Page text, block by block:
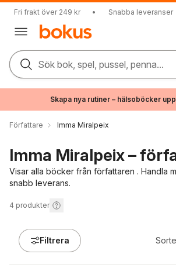
Fri frakt över 249 kr • Snabba leveranser
Sök bok, spel, pussel, penna...
Skapa nya rutiner – hälsoböcker
Författare Imma Miralpeix
Imma Miralpeix –
Visar alla böcker från författaren . Handla
snabb leverans.
4 produkter
Filtrera